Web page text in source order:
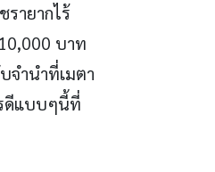
ายากไร้
บาท
จำนำที่เมตา
ดีแบบๆนี้ที่